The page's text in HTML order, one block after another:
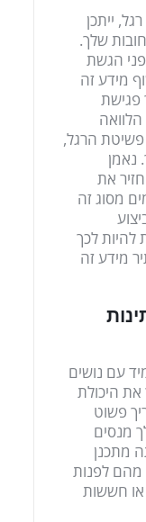
ייתכן
שלך.
הגשת
מידע זה
פגישת
הרגל,
נאמן
את
מסוג זה
להיות לכך
מידע זה
עם נושים
את היכולת
פשוט
מנסים
מתכנן
לפנות
או חששות